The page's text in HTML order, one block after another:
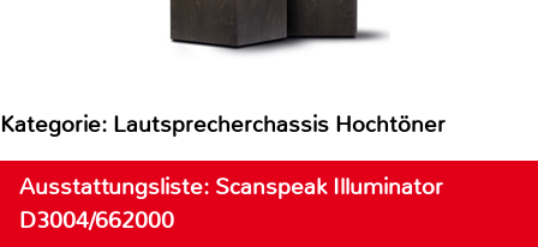
Kategorie: Lautsprecherchassis Hochtöner
Ausstattungsliste: Scanspeak Illuminator
D3004/662000